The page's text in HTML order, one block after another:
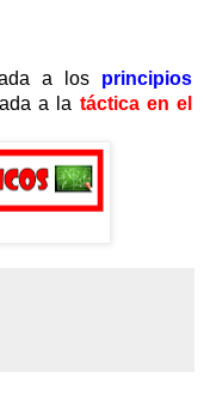
a los principios
a la táctica en el